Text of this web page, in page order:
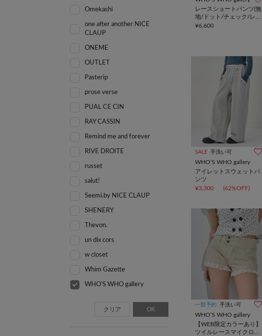
レースショートパンツ(無
地/ドット/チェック/レオ
パード)
¥6,600
SALE 手洗い可
WHO’S WHO gallery
アイレットスウェットパ
ンツ
¥3,300
(62%OFF)
一部予約 手洗い可
WHO’S WHO gallery
【WEB限定カラーあり】
ツイルレースマイクロシ
Omekashi
one after another NICE
CLAUP
ONEME
OUTLET
Pasterip
prose verse
PUAL CE CIN
RAY CASSIN
Remind me and forever
RIVE DROITE
russet
salut!
Seemi.by NICE CLAUP
SHENERY
Thevon.
un dix cors
w closet
Whim Gazette
WHO’S WHO gallery
クリア OK